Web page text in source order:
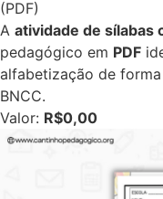
(PDF)
A atividade de sílabas
pedagógico em PDF
alfabetização de
BNCC.
Valor: R$0,00